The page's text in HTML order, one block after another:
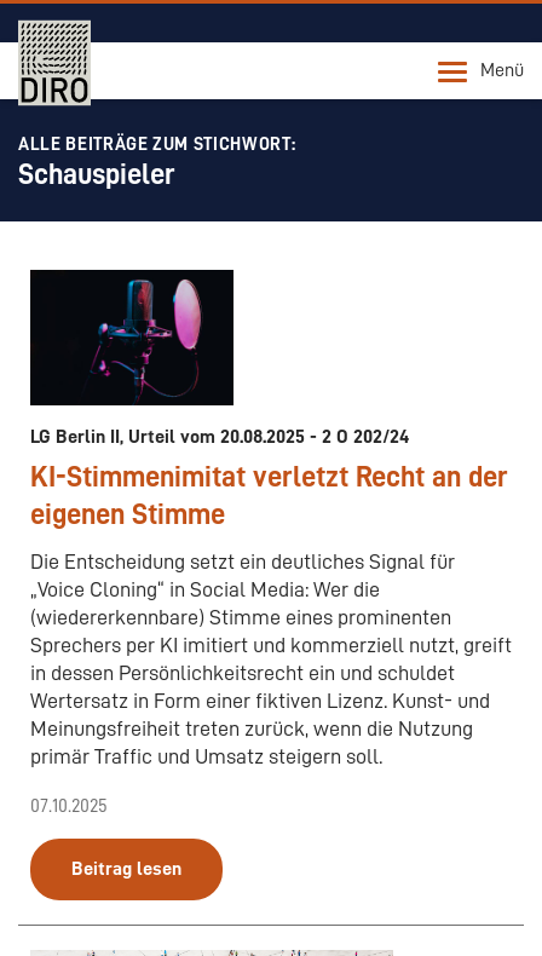
Menü
ALLE BEITRÄGE ZUM STICHWORT:
Schauspieler
LG Berlin II, Urteil vom 20.08.2025 - 2 O 202/24
KI-Stimmenimitat verletzt Recht an der
eigenen Stimme
Die Entscheidung setzt ein deutliches Signal für
„Voice Cloning“ in Social Media: Wer die
(wiedererkennbare) Stimme eines prominenten
Sprechers per KI imitiert und kommerziell nutzt, greift
in dessen Persönlichkeitsrecht ein und schuldet
Wertersatz in Form einer fiktiven Lizenz. Kunst- und
Meinungsfreiheit treten zurück, wenn die Nutzung
primär Traffic und Umsatz steigern soll.
07.10.2025
Beitrag lesen